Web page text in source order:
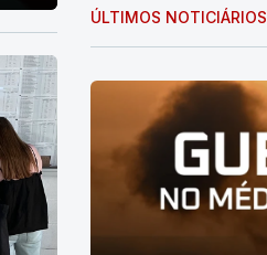
ÚLTIMOS NOTICIÁRIOS